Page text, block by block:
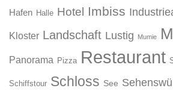
Hafen Halle Hotel Imbiss
Kloster Landschaft Lustig Mumie
Panorama Pizza Restaurant
Schiffstour Schloss See